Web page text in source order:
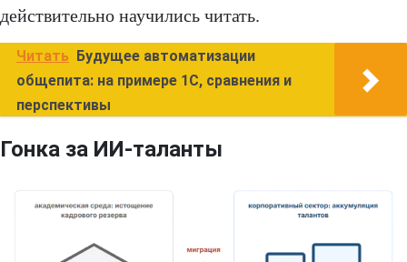
действительно научились читать.
Читать Будущее автоматизации
общепита: на примере 1С, сравнения и
перспективы
Гонка за ИИ-таланты